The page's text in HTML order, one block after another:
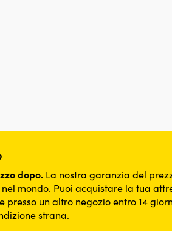
dopo. La nostra garanzia del
mondo. Puoi acquistare la tua
presso un altro negozio entro 14
strana.